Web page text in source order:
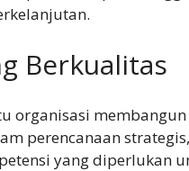
Berkualitas
organisasi
perencanaan
yang diperlukan